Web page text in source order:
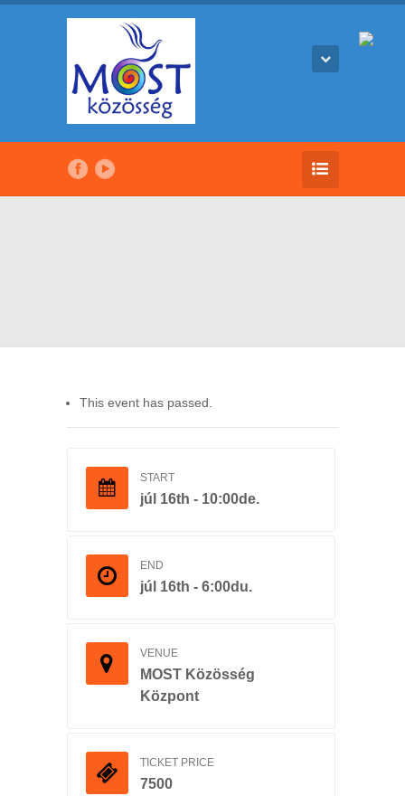
This event has passed.
START
júl 16th - 10:00de.
END
júl 16th - 6:00du.
VENUE
MOST Közösség
Központ
TICKET PRICE
7500